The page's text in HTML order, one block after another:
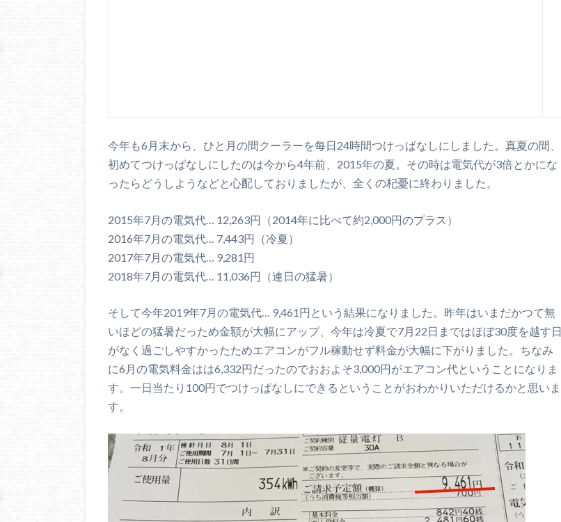
今年も6月末から、ひと月の間クーラーを每日24時間つけっぱなしにしました。真夏の間、
初めてつけっぱなしにしたのは今から4年前、2015年の夏。その時は電気代が3倍とかにな
ったらどうしようなどと心配しておりましたが、全くの杞憂に終わりました。
2015年7月の電気代… 12,263円（2014年に比べて約2,000円のプラス）
2016年7月の電気代… 7,443円（冷夏）
2017年7月の電気代… 9,281円
2018年7月の電気代… 11,036円（連日の猛暑）
そして今年2019年7月の電気代… 9,461円という結果になりました。昨年はいまだかつて無
いほどの猛暑だっため金額が大幅にアップ、今年は冷夏で7月22日まではほぼ30度を越す日
がなく過ごしやすかったためエアコンがフル稼動せず料金が大幅に下がりました。ちなみ
に6月の電気料金はは6,332円だったのでおおよそ3,000円がエアコン代ということになりま
す。一日当たり100円でつけっぱなしにできるということがおわかりいただけるかと思いま
す。